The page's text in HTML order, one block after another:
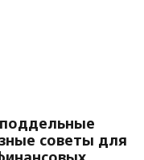
советы для